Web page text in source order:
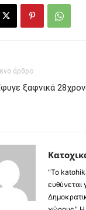
άρθρο
ξαφνικά
"Το
ευθύνεται